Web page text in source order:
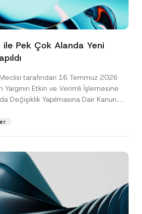
ile Pek Çok Alanda Yeni
tarafından 16 Temmuz 2026
Etkin ve Verimli İşlemesine
Değişiklik Yapılmasına Dair Kanun...